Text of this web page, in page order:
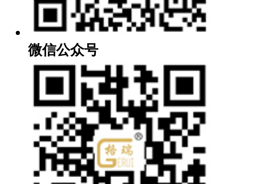
微信公众号